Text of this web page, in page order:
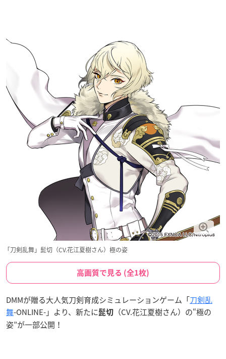
「刀剣乱舞」髭切（CV.花江夏樹さん）極の姿
高画質で見る (全1枚)
DMMが贈る大人気刀剣育成シミュレーションゲーム「刀剣乱
舞-ONLINE-」より、新たに髭切
（CV.花江夏樹さん）の“極の
姿”が一部公開！